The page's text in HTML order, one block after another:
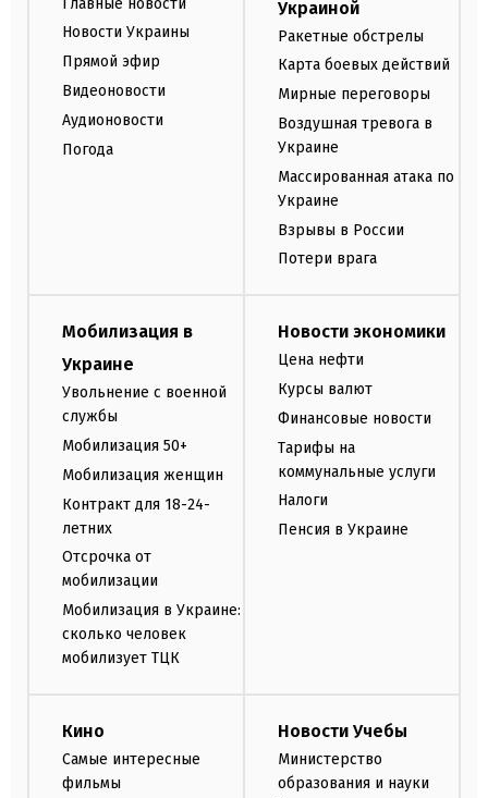
Новости Украины
Прямой эфир
Видеоновости
Аудионовости
Погода
Украиной
Ракетные обстрелы
Карта боевых действий
Мирные переговоры
Воздушная тревога в
Украине
Массированная атака по
Украине
Взрывы в России
Потери врага
Мобилизация в
Украине
Увольнение с военной
службы
Мобилизация 50+
Мобилизация женщин
Контракт для 18-24-
летних
Отсрочка от
мобилизации
Мобилизация в Украине:
сколько человек
мобилизует ТЦК
Новости экономики
Цена нефти
Курсы валют
Финансовые новости
Тарифы на
коммунальные услуги
Налоги
Пенсия в Украине
Кино
Самые интересные
фильмы
Новости Учебы
Министерство
образования и науки